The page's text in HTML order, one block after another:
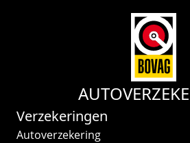
Verzekeringen
Autoverzekering